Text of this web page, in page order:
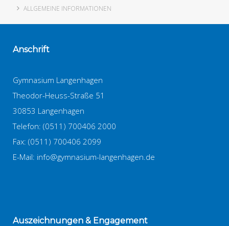
ALLGEMEINE INFORMATIONEN
Anschrift
Gymnasium Langenhagen
Theodor-Heuss-Straße 51
30853 Langenhagen
Telefon: (0511) 700406 2000
Fax: (0511) 700406 2099
E-Mail: info@gymnasium-langenhagen.de
Auszeichnungen & Engagement